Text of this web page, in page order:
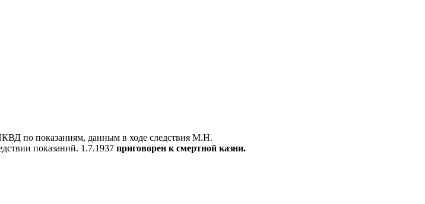
по показаниям, данным в ходе следствия М.Н.
показаний. 1.7.1937 приговорен к смертной казни.